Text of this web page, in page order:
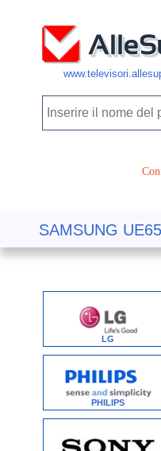
SAMSUNG
LG
PHILIPS